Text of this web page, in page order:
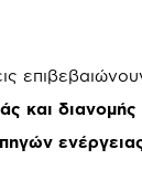
και διανομής